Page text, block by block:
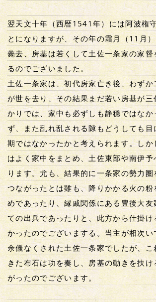
翌天文十年（西暦1541年）には阿波権
とになりますが、その年の霜月（11月
薨去、房基は若くして土佐一条家の家
るのでございました。
土佐一条家は、初代房家亡き後、わず
が世を去り、その結果まだ若い房基が
かりでは、家中も必ずしも静穏ではなか
ず、また乱れ乱される隙もどうしても
期ではなかったかと考えられます。し
はよく家中をまとめ、土佐東部や南伊
ります。尤も、結果的に一条家の勢力圏
つながったとは雖も、降りかかる火の
めであったり、縁戚関係にある豊後大
ての出兵であったりと、此方から仕掛
かったのでございまする。当主が相次い
余儀なくされた土佐一条家でしたが、こ
きた布石は功を奏し、房基の動きを扶
がったのでございます。